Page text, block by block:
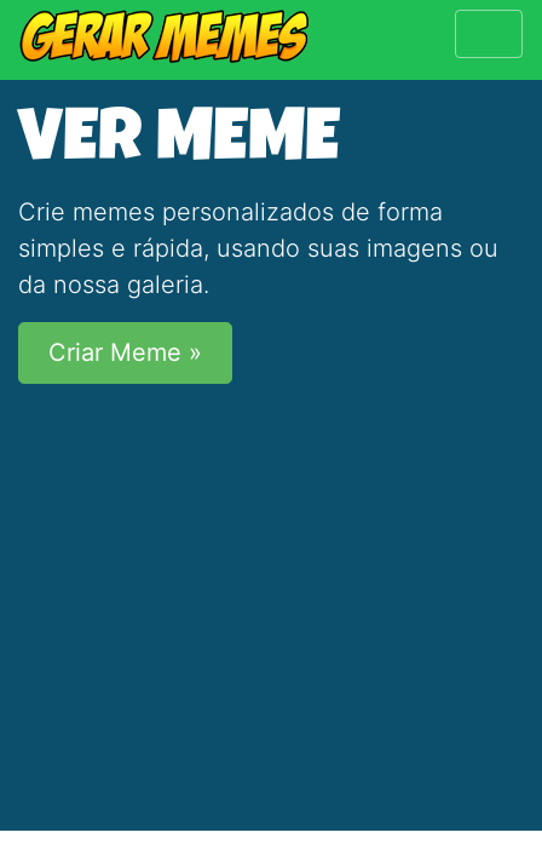
VER MEME
Crie memes personalizados de forma
simples e rápida, usando suas imagens ou
da nossa galeria.
Criar Meme »